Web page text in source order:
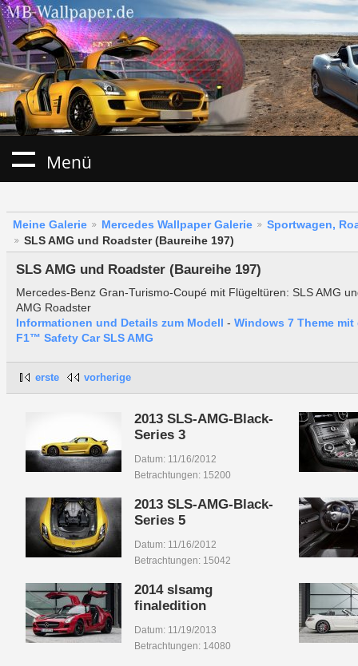
Menü
Meine Galerie Mercedes Wallpaper Galerie
Sportwagen,
SLS AMG und Roadster (Baureihe 197)
SLS AMG und Roadster (Baureihe 197)
Mercedes-Benz Gran-Turismo-Coupé mit Flügeltüren: SLS AMG
AMG Roadster
Informationen und Details zum Modell - Windows 7 Theme mit
F1™ Safety Car SLS AMG
erste vorherige
2013 SLS-AMG-Black-
Series 3
Datum: 11/16/2012
Betrachtungen: 15200
2013 SLS-AMG-Black-
Series 5
Datum: 11/16/2012
Betrachtungen: 15042
2014 slsamg
finaledition
Datum: 11/19/2013
Betrachtungen: 14080